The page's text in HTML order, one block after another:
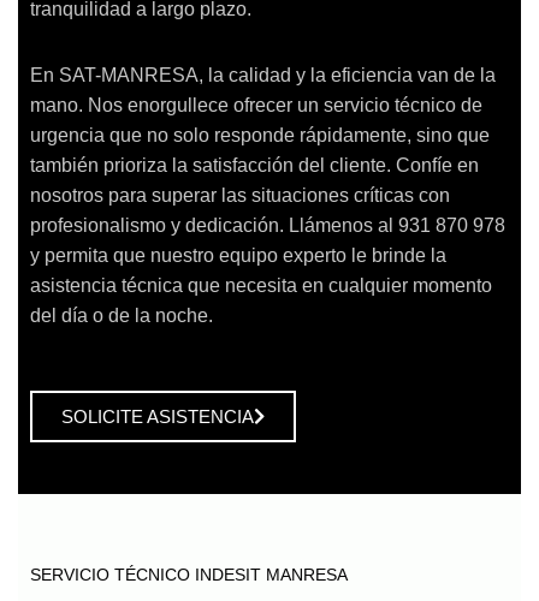
tranquilidad a largo plazo.
En SAT-MANRESA, la calidad y la eficiencia van de la
mano. Nos enorgullece ofrecer un servicio técnico de
urgencia que no solo responde rápidamente, sino que
también prioriza la satisfacción del cliente. Confíe en
nosotros para superar las situaciones críticas con
profesionalismo y dedicación. Llámenos al 931 870 978
y permita que nuestro equipo experto le brinde la
asistencia técnica que necesita en cualquier momento
del día o de la noche.
SOLICITE ASISTENCIA
SERVICIO TÉCNICO INDESIT MANRESA